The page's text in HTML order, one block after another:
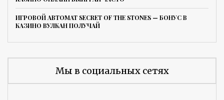
ИГРОВОЙ АВТОМАТ SECRET OF THE STONES — БОНУС В
КАЗИНО ВУЛКАН ПОЛУЧАЙ
Мы в социальных сетях